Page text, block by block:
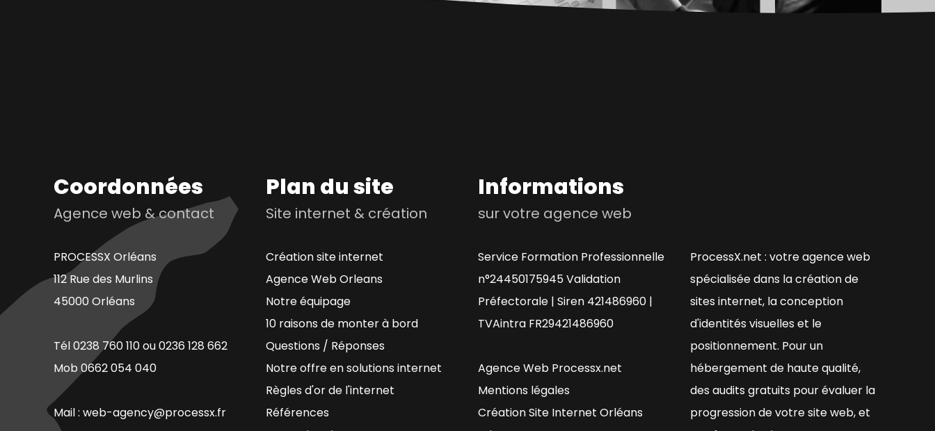
Coordonnées
Agence web & contact
PROCESSX Orléans
112 Rue des Murlins
45000 Orléans
Tél 0238 760 110 ou 0236 128 662
Mob 0662 054 040
Mail : web-agency@processx.fr
Plan du site
Site internet & création
Création site internet
Agence Web Orleans
Notre équipage
10 raisons de monter à bord
Questions / Réponses
Notre offre en solutions internet
Règles d'or de l'internet
Références
Informations
sur votre agence web
Service Formation Professionnelle
n°24450175945 Validation
Préfectorale | Siren 421486960 |
TVAintra FR29421486960
Agence Web Processx.net
Mentions légales
Création Site Internet Orléans
ProcessX.net : votre agence web
spécialisée dans la création de
sites internet, la conception
d'identités visuelles et le
positionnement. Pour un
hébergement de haute qualité,
des audits gratuits pour évaluer la
progression de votre site web, et